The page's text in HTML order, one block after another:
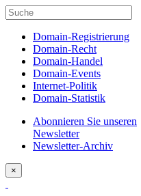
Domain-Registrierung
Domain-Recht
Domain-Handel
Domain-Events
Internet-Politik
Domain-Statistik
Abonnieren Sie unseren
Newsletter
Newsletter-Archiv
×